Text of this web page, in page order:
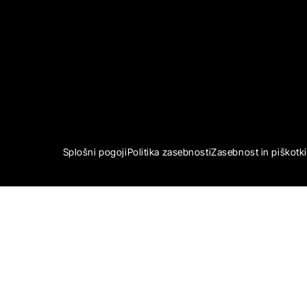
Splošni pogojiPolitika zasebnostiZasebnost in piškotki